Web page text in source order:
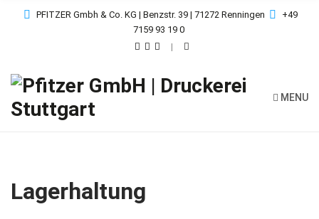
PFITZER Gmbh & Co. KG | Benzstr. 39 | 71272 Renningen
+49
7159 93 19 0
MENU
Lagerhaltung